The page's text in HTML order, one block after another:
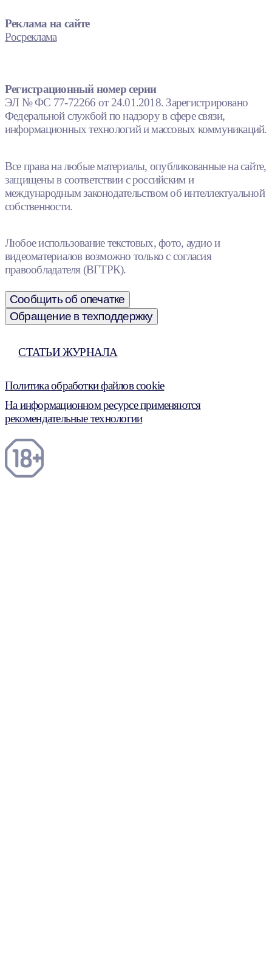
Реклама на сайте
Росреклама
Регистрационный номер серии
ЭЛ № ФС 77-72266 от 24.01.2018. Зарегистрировано
Федеральной службой по надзору в сфере связи,
информационных технологий и массовых коммуникаций.
Все права на любые материалы, опубликованные на сайте,
защищены в соответствии с российским и
международным законодательством об интеллектуальной
собственности.
Любое использование текстовых, фото, аудио и
видеоматериалов возможно только с согласия
правообладателя (ВГТРК).
Сообщить об опечатке
Обращение в техподдержку
СТАТЬИ ЖУРНАЛА
Политика обработки файлов cookie
На информационном ресурсе применяются
рекомендательные технологии